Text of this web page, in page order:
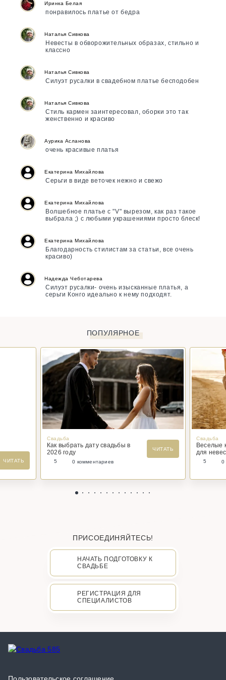
Иринка Белая
понравилось платье от бедра
Наталья Сивкова
Невесты в обворожительных образах, стильно и
классно
Наталья Сивкова
Силуэт русалки в свадебном платье бесподобен
Наталья Сивкова
Стиль кармен заинтересовал, оборки это так
женственно и красиво
Аурика Асланова
очень красивые платья
Екатерина Михайлова
Серьги в виде веточек нежно и свежо
Екатерина Михайлова
Волшебное платье с "V" вырезом, как раз такое
выбрала ;) с любыми украшениями просто блеск!
Екатерина Михайлова
Благодарность стилистам за статьи, все очень
красиво)
Надежда Чеботарева
Силуэт русалки- очень изысканные платья, а
серьги Конго идеально к нему подходят.
ПОПУЛЯРНОЕ
ЧИТАТЬ
Свадьба
Как выбрать дату свадьбы в
2026 году
ЧИТАТЬ
5 0 комментариев
Свадьба
Веселые
для
5 0
ПРИСОЕДИНЯЙТЕСЬ!
НАЧАТЬ ПОДГОТОВКУ К
СВАДЬБЕ
РЕГИСТРАЦИЯ ДЛЯ
СПЕЦИАЛИСТОВ
Пользовательское соглашение